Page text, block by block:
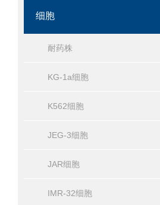
细胞
耐药株
KG-1a细胞
K562细胞
JEG-3细胞
JAR细胞
IMR-32细胞